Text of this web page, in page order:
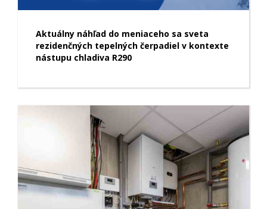
Aktuálny náhľad do meniaceho sa sveta
rezidenčných tepelných čerpadiel v kontexte
nástupu chladiva R290